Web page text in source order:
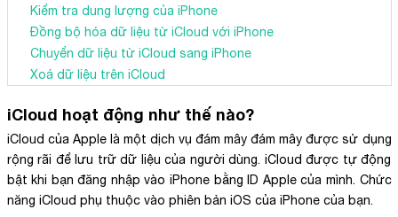
Kiểm tra dung lượng của iPhone
Đồng bộ hóa dữ liệu từ iCloud với iPhone
Chuyển dữ liệu từ iCloud sang iPhone
Xoá dữ liệu trên iCloud
iCloud hoạt động như thế nào?
iCloud của Apple là một dịch vụ đám mây đám mây được sử dụng
rộng rãi để lưu trữ dữ liệu của người dùng. iCloud được tự động
bật khi bạn đăng nhập vào iPhone bằng ID Apple của mình. Chức
năng iCloud phụ thuộc vào phiên bản iOS của iPhone của bạn.